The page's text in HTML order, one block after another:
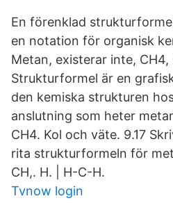
En förenklad
en notation för organisk
Metan, existerar inte, CH4,
Strukturformel är en
den kemiska strukturen
anslutning som heter
CH4. Kol och väte. 9.17
rita strukturformeln för
CH,. Η. | H-C-H.
Tvnow login